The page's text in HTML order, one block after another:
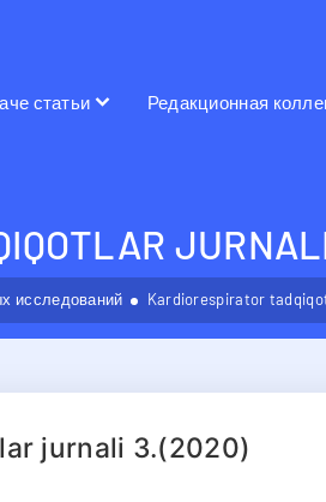
статьи Редакционная
исследований Kardiorespirator
jurnali 3.(2020)